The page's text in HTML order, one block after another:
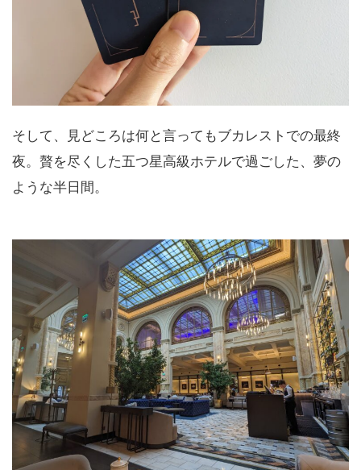
そして、見どころは何と言ってもブカレストでの最終
夜。贅を尽くした五つ星高級ホテルで過ごした、夢の
ような半日間。